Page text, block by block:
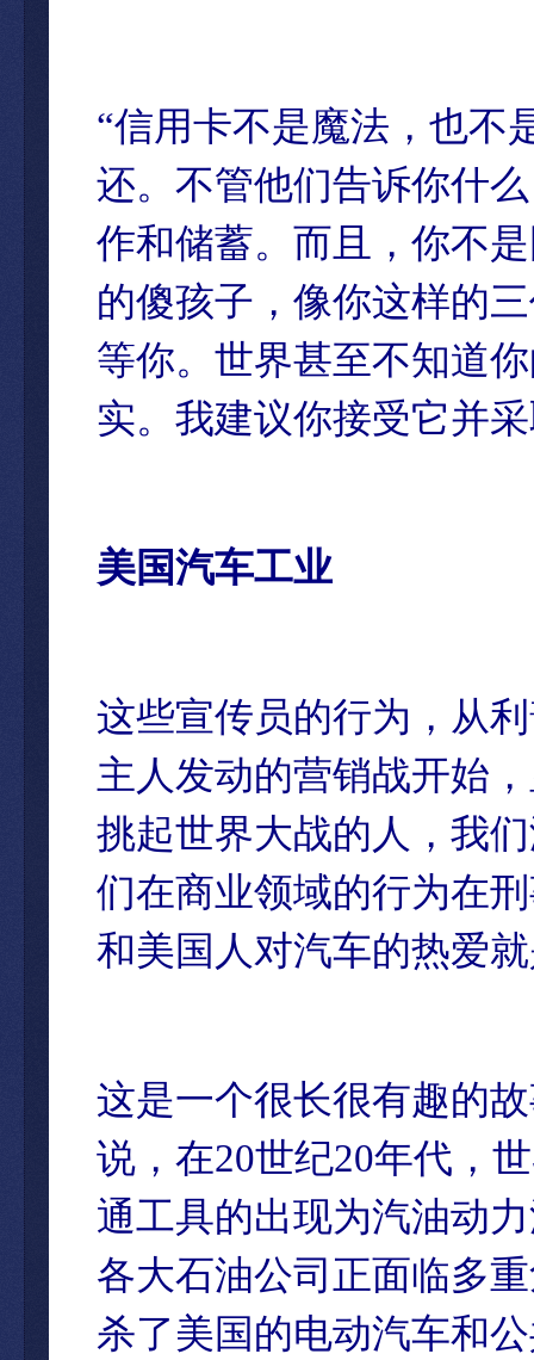
“信用卡不是魔法，也不
还。不管他们告诉你什
作和储蓄。而且，你不
的傻孩子，像你这样的
等你。世界甚至不知道
实。我建议你接受它并
美国汽车工业
这些宣传员的行为，从
主人发动的营销战开始
挑起世界大战的人，我
们在商业领域的行为在
和美国人对汽车的热爱
这是一个很长很有趣的
说，在20世纪20年代，
通工具的出现为汽油动
各大石油公司正面临多
杀了美国的电动汽车和